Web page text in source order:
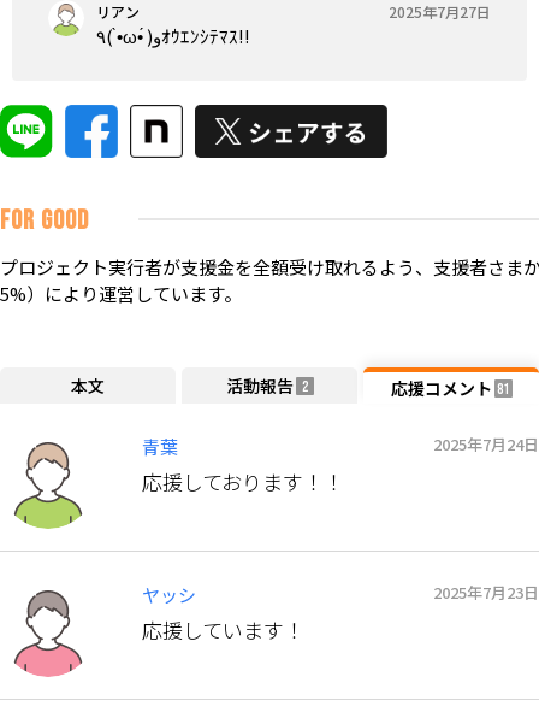
リアン 2025年7月27日
٩( •̀ω•́ )ﻭｵｳｴﾝｼﾃﾏｽ!!
FOR GOOD
プロジェクト実行者が支援金を全額受け取れるよう、支援者さま
5%）により運営しています。
本文 活動報告 2 応援コメント 81
青葉 2025年7月24日
応援しております！！
ヤッシ 2025年7月23日
応援しています！